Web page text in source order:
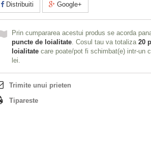
Distribuiti Google+
Prin cumpararea acestui produs se acorda
puncte de loialitate. Cosul tau va totaliza 20
loialitate care poate/pot fi schimbat(e) intr-un
lei.
Trimite unui prieten
Tipareste